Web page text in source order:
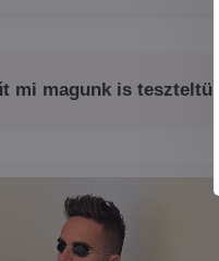
mi magunk is teszteltük,